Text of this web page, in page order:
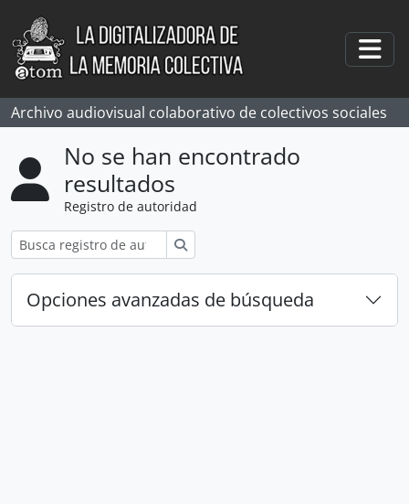
Skip to main content
Archivo audiovisual colaborativo de colectivos sociales
No se han encontrado
resultados
Registro de autoridad
Opciones avanzadas de búsqueda